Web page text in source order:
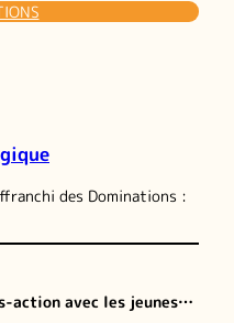
des Dominations :
action avec les jeunes…